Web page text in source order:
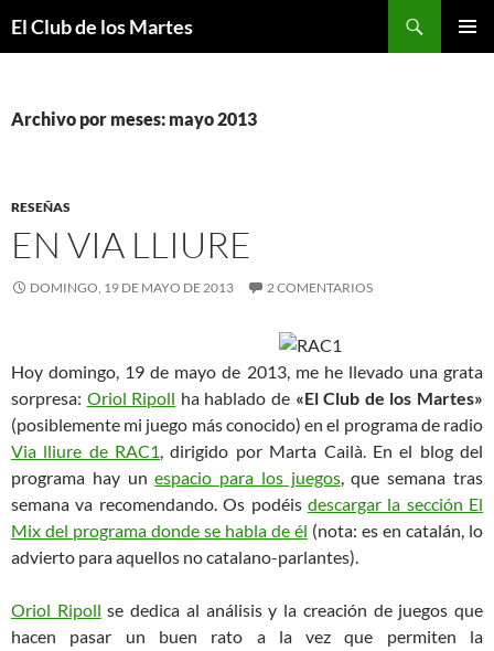
El Club de los Martes
Archivo por meses: mayo 2013
RESEÑAS
EN VIA LLIURE
DOMINGO, 19 DE MAYO DE 2013 2 COMENTARIOS
Hoy domingo, 19 de mayo de 2013, me he llevado una grata
sorpresa: Oriol Ripoll ha hablado de «El Club de los Martes»
(posiblemente mi juego más conocido) en el programa de radio
Via lliure de RAC1, dirigido por Marta Cailà. En el blog del
programa hay unespacio para los juegos, que semana tras
semana va recomendando. Os podéis descargar la sección El
Mix del programa donde se habla de él (nota: es en catalán, lo
advierto para aquellos no catalano-parlantes).
Oriol Ripoll se dedica al análisis y la creación de juegos que
hacen pasar un buen rato a la vez que permiten la